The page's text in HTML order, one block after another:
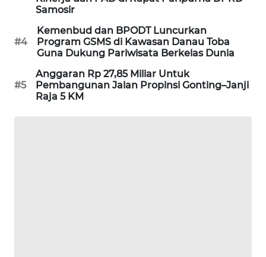
Samosir
#4
Kemenbud dan BPODT Luncurkan
Program GSMS di Kawasan Danau Toba
Guna Dukung Pariwisata Berkelas Dunia
#5
Anggaran Rp 27,85 Miliar Untuk
Pembangunan Jalan Propinsi Gonting–Janji
Raja 5 KM
JURNAL
HUMBANG
GARONGGANG
NEWS